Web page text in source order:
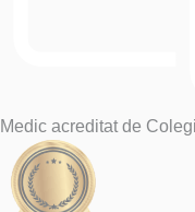
Medic acreditat de